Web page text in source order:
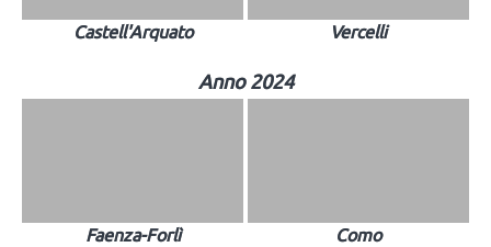
Castell'Arquato Vercelli
Anno 2024
Faenza-Forlì Como